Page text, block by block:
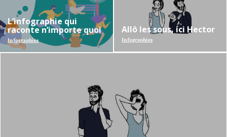
L’infographie qui
raconte n’importe quoi
Infographies
Allô les sous, ici Hector
Infographies
Ne vous inquiétez pas, ça va bien se passer !
Femme